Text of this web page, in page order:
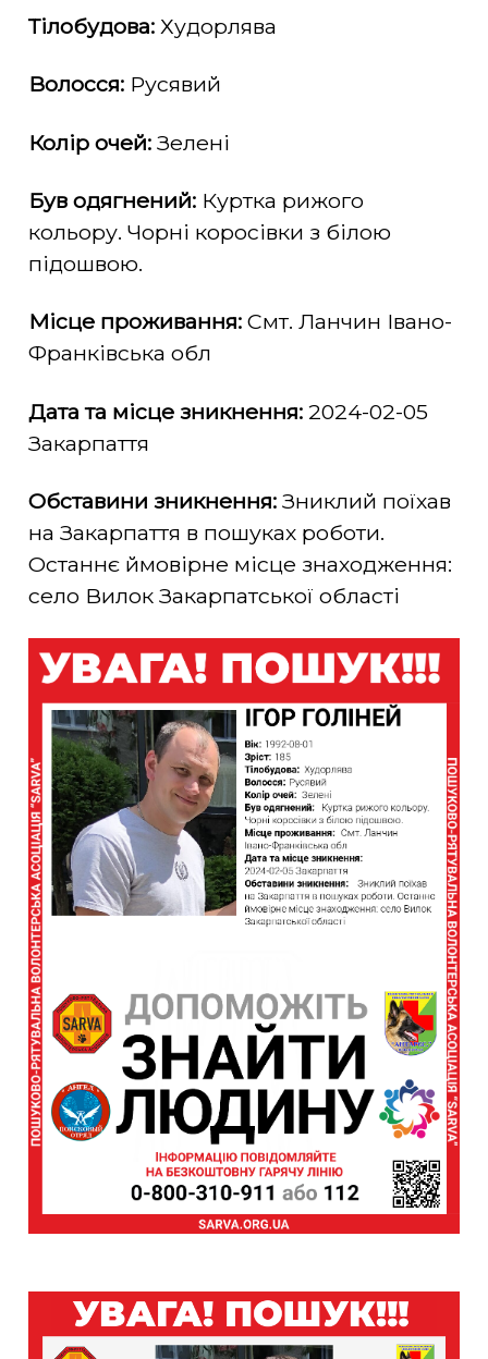
Тілобудова: Худорлява
Волосся: Русявий
Колір очей: Зелені
Був одягнений: Куртка рижого
кольору. Чорні коросівки з білою
підошвою.
Місце проживання: Смт. Ланчин Івано-
Франківська обл
Дата та місце зникнення: 2024-02-05
Закарпаття
Обставини зникнення: Зниклий поїхав
на Закарпаття в пошуках роботи.
Останнє ймовірне місце знаходження:
село Вилок Закарпатської області